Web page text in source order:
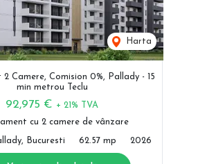
Harta
Camere, Comision 0%, Pallady - 15
min metrou Teclu
92,975 € + 21% TVA
cu 2 camere de vânzare
Bucuresti 62.57 mp 2026